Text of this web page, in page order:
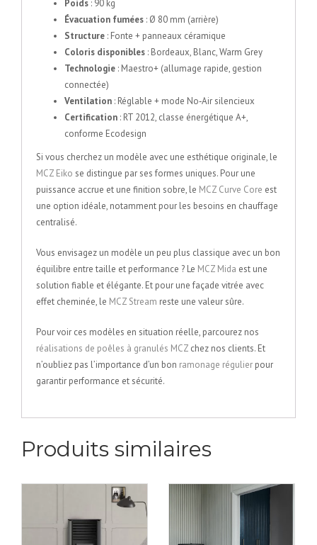
Poids : 90 kg
Évacuation fumées : Ø 80 mm (arrière)
Structure : Fonte + panneaux céramique
Coloris disponibles : Bordeaux, Blanc, Warm Grey
Technologie : Maestro+ (allumage rapide, gestion
connectée)
Ventilation : Réglable + mode No‑Air silencieux
Certification : RT 2012, classe énergétique A+,
conforme Ecodesign
Si vous cherchez un modèle avec une esthétique originale, le
MCZ Eiko se distingue par ses formes uniques. Pour une
puissance accrue et une finition sobre, le MCZ Curve Core est
une option idéale, notamment pour les besoins en chauffage
centralisé.
Vous envisagez un modèle un peu plus classique avec un bon
équilibre entre taille et performance ? Le MCZ Mida est une
solution fiable et élégante. Et pour une façade vitrée avec
effet cheminée, le MCZ Stream reste une valeur sûre.
Pour voir ces modèles en situation réelle, parcourez nos
réalisations de poêles à granulés MCZ chez nos clients. Et
n’oubliez pas l’importance d’un bon ramonage régulier pour
garantir performance et sécurité.
Produits similaires